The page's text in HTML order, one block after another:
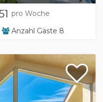
pro Woche
Anzahl Gäste 8